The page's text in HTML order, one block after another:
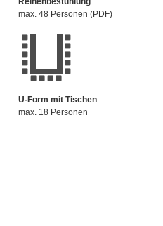
max. 48 Personen (PDF)
U-Form mit Tischen
max. 18 Personen